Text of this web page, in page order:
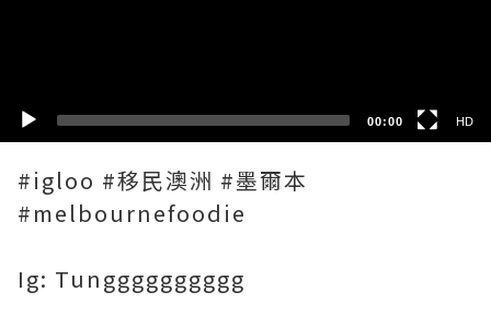
00:00 HD
#igloo #移民澳洲 #墨爾本
#melbournefoodie
Ig: Tungggggggggg